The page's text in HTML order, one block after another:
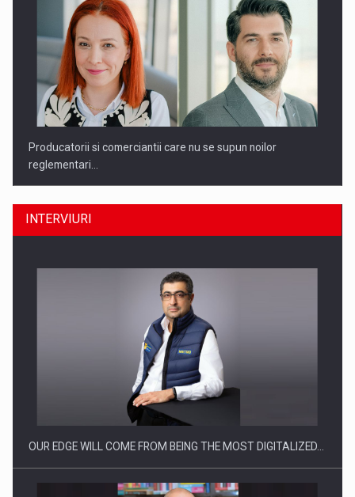
Producatorii si comerciantii care nu se supun noilor
reglementari…
Raport PwC: Industria de media si divertisment din Romania…
INTERVIURI
OUR EDGE WILL COME FROM BEING THE MOST DIGITALIZED…